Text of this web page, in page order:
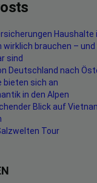
Haushalte
wirklich brauchen –
sind
Deutschland nach
bieten sich an
in den Alpen
Blick auf
Tour